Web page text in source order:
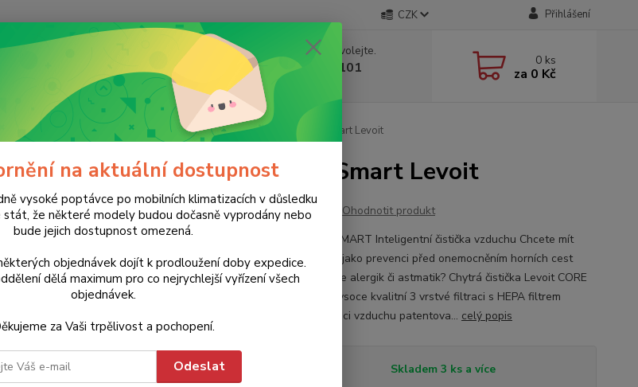
CZK Přihlášení
Nevíte si rady? Zavolejte.
+420 775 986 101
(Po-Ne, 8-20 hod.)
0 ks
za 0 Kč
Čističky vzduchu Inteligentní čistička vzduchu CORE 300S Smart Levoit
čistička vzduchu CORE 300S Smart Levoit
ZDARMA
Ohodnotit produkt
Levoit Core300S SMART Inteligentní čistička vzduchu Chcete mít
doma čistý vzduch jako prevenci před onemocněním horních cest
dýchacích nebo jste alergik či astmatik? Chytrá čistička Levoit CORE
300S Smart díky vysoce kvalitní 3 vrstvé filtraci s HEPA filtrem
a maximální cirkulaci vzduchu patentova... celý popis
Skladem 3 ks a více
na aktuální dostupnost
vysoké poptávce po mobilních klimatizacích v důsledku
že některé modely budou dočasně vyprodány nebo
bude jejich dostupnost omezená.
objednávek dojít k prodloužení doby expedice.
dělá maximum pro co nejrychlejší vyřízení všech
objednávek.
za Vaši trpělivost a pochopení.
Odeslat